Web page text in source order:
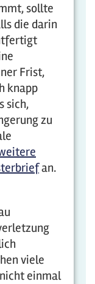
sollte
die darin
Frist,
knapp
sich,
zu
an.
viele
einmal